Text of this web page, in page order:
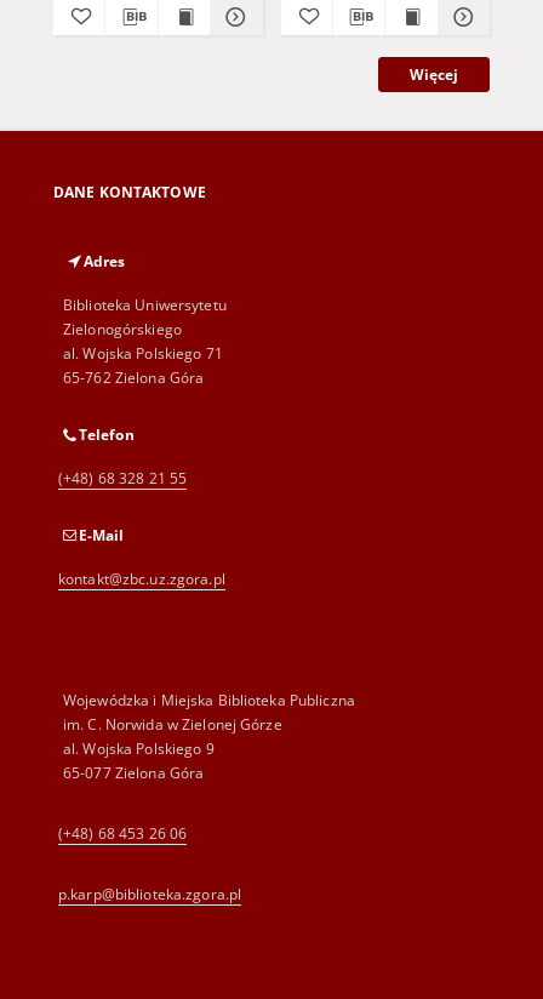
Więcej
DANE KONTAKTOWE
Adres
Biblioteka Uniwersytetu
Zielonogórskiego
al. Wojska Polskiego 71
65-762 Zielona Góra
Telefon
(+48) 68 328 21 55
E-Mail
kontakt@zbc.uz.zgora.pl
Wojewódzka i Miejska Biblioteka Publiczna
im. C. Norwida w Zielonej Górze
al. Wojska Polskiego 9
65-077 Zielona Góra
(+48) 68 453 26 06
p.karp@biblioteka.zgora.pl